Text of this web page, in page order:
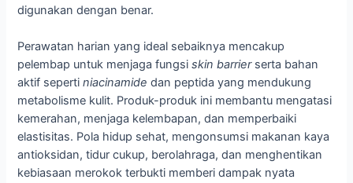
digunakan dengan benar.
Perawatan harian yang ideal sebaiknya mencakup
pelembap untuk menjaga fungsiskin barrierserta bahan
aktif sepertiniacinamide dan peptida yang mendukung
metabolisme kulit. Produk-produk ini membantu mengatasi
kemerahan, menjaga kelembapan, dan memperbaiki
elastisitas. Pola hidup sehat, mengonsumsi makanan kaya
antioksidan, tidur cukup, berolahraga, dan menghentikan
kebiasaan merokok terbukti memberi dampak nyata